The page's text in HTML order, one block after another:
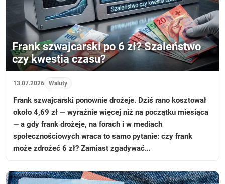
Frank szwajcarski po 6 zł? Szaleństwo
czy kwestia czasu?
13.07.2026 Waluty
Frank szwajcarski ponownie drożeje. Dziś rano kosztował
około 4,69 zł — wyraźnie więcej niż na początku miesiąca
— a gdy frank drożeje, na forach i w mediach
społecznościowych wraca to samo pytanie: czy frank
może zdrożeć 6 zł? Zamiast zgadywać…